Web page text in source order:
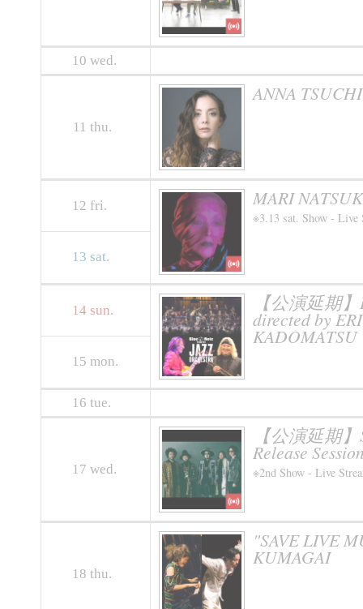
10 wed.
11 thu.
ANNA
12 fri. MARI
※3.13 sat. Show - Live
13 sat.
14 sun. 【公演延期
directed by
KADOMATSU
15 mon.
16 tue.
17 wed.
【公演延期
Release
※2nd Show - Live
18 thu.
"SAVE LIVE
KUMAGAI